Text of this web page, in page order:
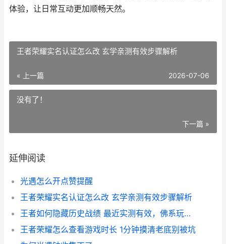
体验，让日常互动更加顺畅天然。
王者荣耀实名认证怎么改 玄学亲测有效步骤解析
« 上一篇 2026-07-06
没有了！
下一篇 »
延伸阅读
光遇怎么开点赞提醒
王者荣耀实名认证怎么改 玄学亲测有效步骤解析
王者如何隐藏历史战绩 最近实测有效，佛系玩家手把手教学
王者荣耀怎么查看游戏时长 1分钟摸清老底别被坑